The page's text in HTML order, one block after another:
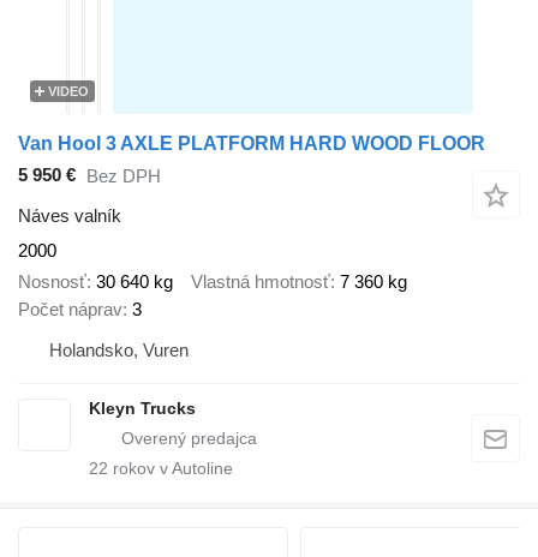
VIDEO
Van Hool 3 AXLE PLATFORM HARD WOOD FLOOR
5 950 € Bez DPH
Náves valník
2000
Nosnosť 30 640 kg Vlastná hmotnosť 7 360 kg
Počet náprav 3
Holandsko, Vuren
Kleyn Trucks
22 rokov v Autoline